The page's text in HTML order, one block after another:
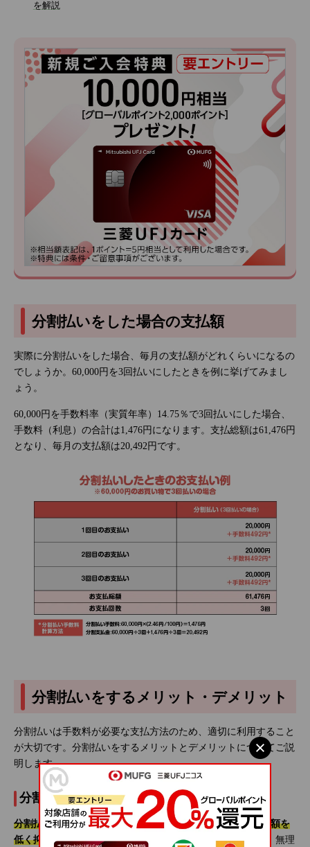
を解説
分割払いをした場合の支払額
実際に分割払いをした場合、毎月の支払額がどれくらいになるの
でしょうか。60,000円を3回払いにしたときを例に挙げてみまし
ょう。
60,000円を手数料率（実質年率）14.75％で3回払いにした場合、
手数料（利息）の合計は1,476円になります。支払総額は61,476円
となり、毎月の支払額は20,492円です。
分割払いをするメリット・デメリット
分割払いは手数料が必要な支払方法のため、適切に利用すること
が大切です。分割払いをするメリットとデメリットについてご説
明します。
分割払いのメリット
分割払いのメリットは、分割して支払えるため、1回の支払額を
低く抑えられることです。高額な商品を購入する場合でも、無理